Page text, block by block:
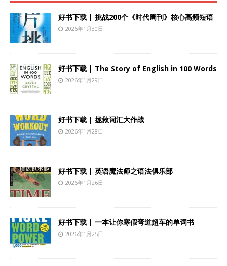
好书下载 | 挑战200个《时代周刊》核心高频短语
2026年1月30日
好书下载 | The Story of English in 100 Words
2026年1月29日
好书下载 | 拯救词汇大作战
2026年1月28日
好书下载 | 英语魔法师之语法俱乐部
2026年1月26日
好书下载 | 一本让你寒假弯道超车的单词书
2026年1月25日